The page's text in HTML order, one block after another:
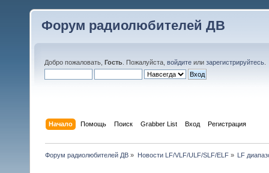
Форум радиолюбителей ДВ
Добро пожаловать, Гость . Пожалуйста, войдите или зарегистрируйтесь
Начало Помощь Поиск Grabber List Вход Регистрация
Форум радиолюбителей ДВ » Новости LF/VLF/ULF/SLF/ELF» LF